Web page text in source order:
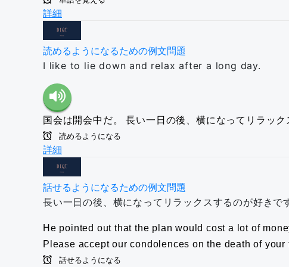
詳細
読めるようになるための例文問題
I like to lie down and relax after a long day.
国会は開会中だ。 長い一日の後、横になってリラック
読めるようになる
詳細
話せるようになるための例文問題
長い一日の後、横になってリラックスするのが好きで
He pointed out that the plan would cost a lot of
Please accept our condolences on the death of your
話せるようになる